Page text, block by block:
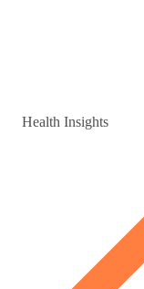
Health Insights